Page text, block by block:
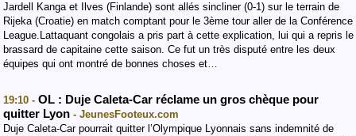
Jardell Kanga et Ilves (Finlande) sont allés sincliner (0-1) sur le terrain de
Rijeka (Croatie) en match comptant pour le 3ème tour aller de la Conférence
League.Lattaquant congolais a pris part à cette explication, lui qui a repris le
brassard de capitaine cette saison. Ce fut un très disputé entre les deux
équipes qui ont montré de bonnes choses et…
19:10 - OL : Duje Caleta-Car réclame un gros chèque pour
quitter Lyon - JeunesFooteux.com
Duje Caleta-Car pourrait quitter l’Olympique Lyonnais sans indemnité de